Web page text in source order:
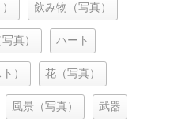
飲み物（写真）
真） ハート
） 花（写真）
風景（写真） 武器